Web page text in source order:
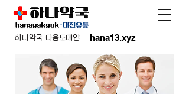
hana13.xyz
하나약국 다음도메인: